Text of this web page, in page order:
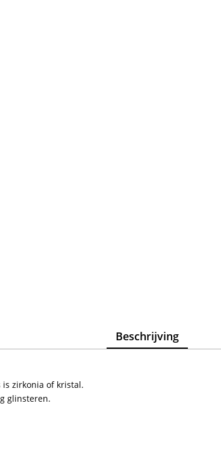
Beschrijving
is zirkonia of kristal.
glinsteren.